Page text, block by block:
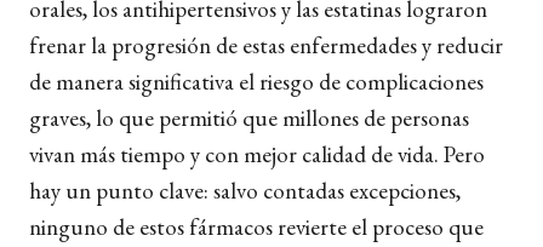
orales, los antihipertensivos y las estatinas lograron
frenar la progresión de estas enfermedades y reducir
de manera significativa el riesgo de complicaciones
graves, lo que permitió que millones de personas
vivan más tiempo y con mejor calidad de vida. Pero
hay un punto clave: salvo contadas excepciones,
ninguno de estos fármacos revierte el proceso que